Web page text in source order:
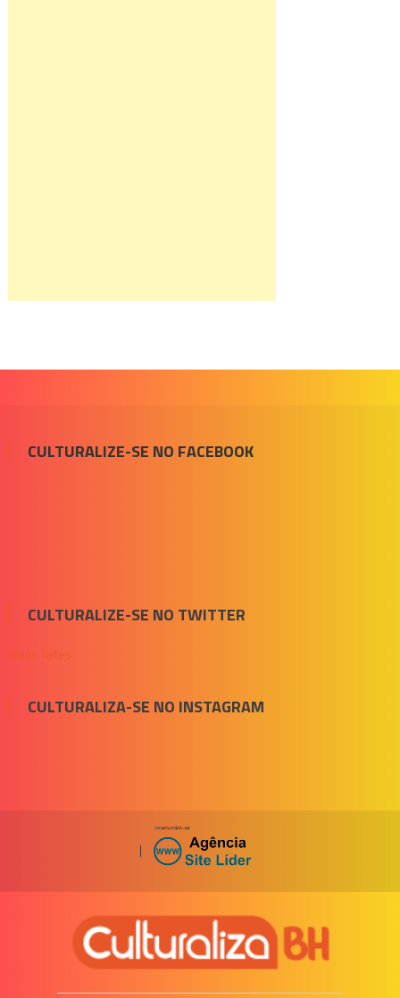
CULTURALIZE-SE NO FACEBOOK
CULTURALIZE-SE NO TWITTER
Meus Tuítes
CULTURALIZA-SE NO INSTAGRAM
|